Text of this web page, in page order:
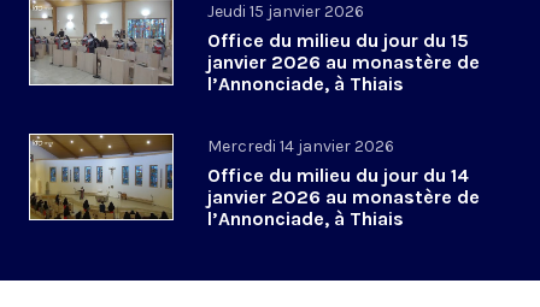
Jeudi 15 janvier 2026
Office du milieu du jour du 15
janvier 2026 au monastère de
l’Annonciade, à Thiais
Mercredi 14 janvier 2026
Office du milieu du jour du 14
janvier 2026 au monastère de
l’Annonciade, à Thiais